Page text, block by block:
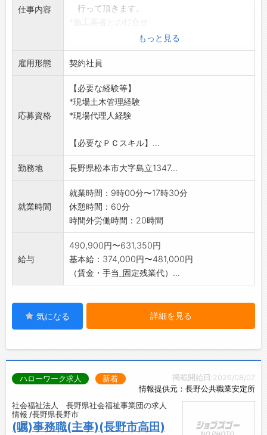
仕事内容
行って頂きます。
*関係書類作成
*AutoCAD使用での図面修正等の業務
※発注者側での業務です。(発注者側での経験無
くても可)
※資格と現場管理経験を有する方を希望しま
す。
★≪正社員登用制度あり≫登用後、賞与・退職
金制度適用
※変更範囲:変更なし
もっと見る
雇用形態 契約社員
応募資格
【必要な経験等】
*現場土木管理経験
*現場代理人経験
【必要なＰＣスキル】...
勤務地 長野県松本市大字島立1347...
就業時間
就業時間：9時00分〜17時30分
休憩時間：60分
時間外労働時間：20時間
給与
490,900円〜631,350円
基本給：374,000円〜481,000円
（賃金・手当_固定残業代）...
気になる 詳細を見る
掲載開始日:2026/08/07
情報提供元：長野公共職業安定所
ハローワーク求人 新着
社会福祉法人 長野県社会福祉事業団の求人
情報 /長野県長野市
(嘱)事務職(主事)(長野市高田)